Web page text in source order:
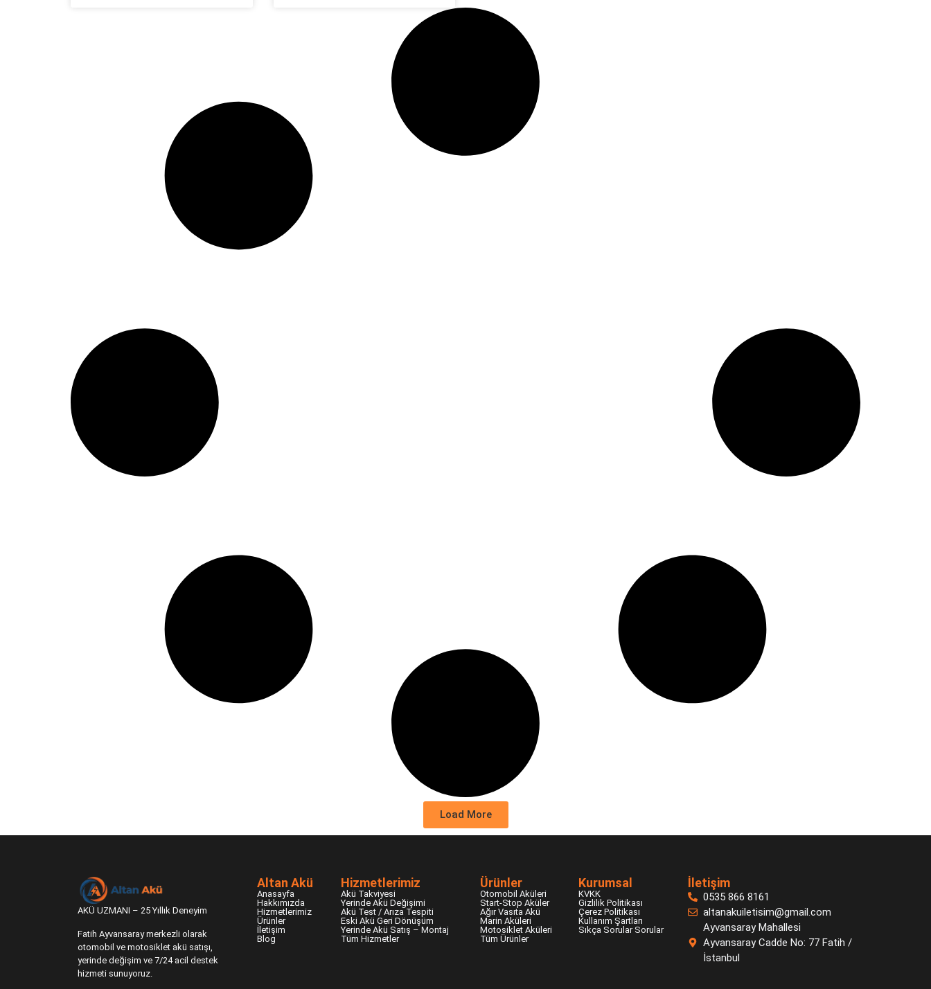
Load More
AKÜ UZMANI – 25 Yıllık Deneyim
Fatih Ayvansaray merkezli olarak
otomobil ve motosiklet akü satışı,
yerinde değişim ve 7/24 acil destek
hizmeti sunuyoruz.
Altan Akü
Anasayfa
Hakkımızda
Hizmetlerimiz
Ürünler
İletişim
Blog
Hizmetlerimiz
Akü Takviyesi
Yerinde Akü Değişimi
Akü Test / Arıza Tespiti
Eski Akü Geri Dönüşüm
Yerinde Akü Satış – Montaj
Tüm Hizmetler
Ürünler
Otomobil Aküleri
Start-Stop Aküler
Ağır Vasıta Akü
Marin Aküleri
Motosiklet Aküleri
Tüm Ürünler
Kurumsal
KVKK
Gizlilik Politikası
Çerez Politikası
Kullanım Şartları
Sıkça Sorular Sorular
İletişim
0535 866 8161
altanakuiletisim@gmail.com
Ayvansaray Mahallesi
Ayvansaray Cadde No: 77 Fatih /
İstanbul